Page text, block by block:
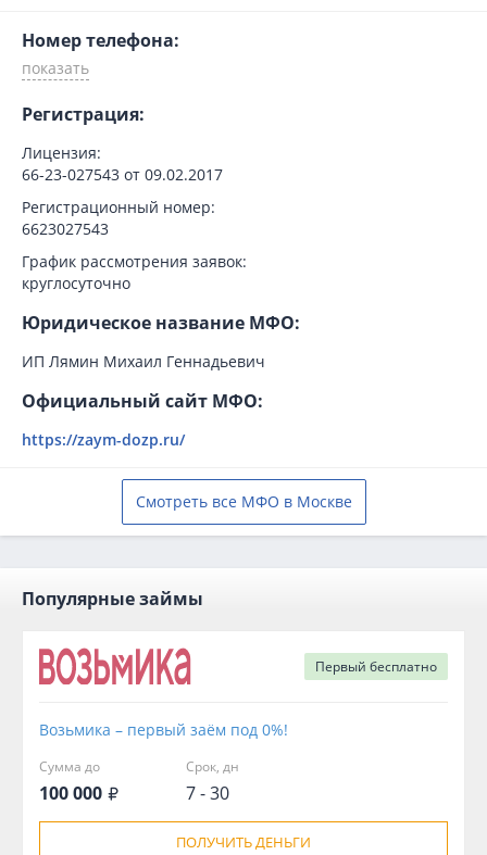
Номер телефона:
Регистрация:
Лицензия:
66-23-027543 от 09.02.2017
Регистрационный номер:
6623027543
График рассмотрения заявок:
круглосуточно
Юридическое название МФО:
ИП Лямин Михаил Геннадьевич
Официальный сайт МФО:
https://zaym-dozp.ru/
Смотреть все МФО в Москве
Популярные займы
Первый бесплатно
Возьмика – первый заём под 0%!
Сумма до
100 000
Срок, дн
7 - 30
ПОЛУЧИТЬ ДЕНЬГИ